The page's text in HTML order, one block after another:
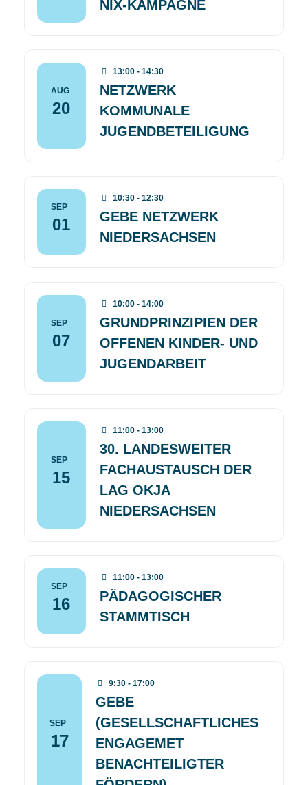
NIX-KAMPAGNE
AUG
20
13:00 - 14:30
NETZWERK
KOMMUNALE
JUGENDBETEILIGUNG
SEP
01
10:30 - 12:30
GEBE NETZWERK
NIEDERSACHSEN
SEP
07
10:00 - 14:00
GRUNDPRINZIPIEN DER
OFFENEN KINDER- UND
JUGENDARBEIT
SEP
15
11:00 - 13:00
30. LANDESWEITER
FACHAUSTAUSCH DER
LAG OKJA
NIEDERSACHSEN
SEP
16
11:00 - 13:00
PÄDAGOGISCHER
STAMMTISCH
SEP
17
9:30 - 17:00
GEBE
(GESELLSCHAFTLICHES
ENGAGEMET
BENACHTEILIGTER